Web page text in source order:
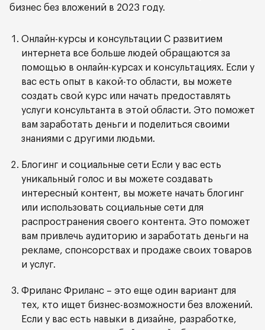
бизнес без вложений в 2023 году.
Онлайн-курсы и консультации С развитием
интернета все больше людей обращаются за
помощью в онлайн-курсах и консультациях. Если у
вас есть опыт в какой-то области, вы можете
создать свой курс или начать предоставлять
услуги консультанта в этой области. Это поможет
вам заработать деньги и поделиться своими
знаниями с другими людьми.
Блогинг и социальные сети Если у вас есть
уникальный голос и вы можете создавать
интересный контент, вы можете начать блогинг
или использовать социальные сети для
распространения своего контента. Это поможет
вам привлечь аудиторию и заработать деньги на
рекламе, спонсорствах и продаже своих товаров
и услуг.
Фриланс Фриланс – это еще один вариант для
тех, кто ищет бизнес-возможности без вложений.
Если у вас есть навыки в дизайне, разработке,